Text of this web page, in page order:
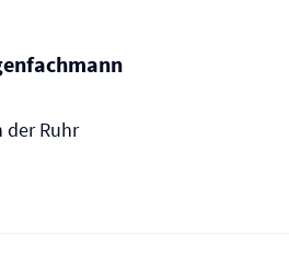
der Ruhr